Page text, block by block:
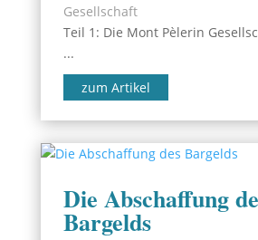
Gesellschaft
Teil 1: Die Mont Pèlerin
...
zum Artikel
Die Abschaffung
Bargelds